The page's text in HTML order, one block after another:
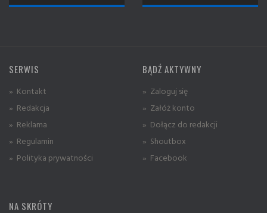
SERWIS
» Kontakt
» Redakcja
» Reklama
» Regulamin
» Polityka prywatności
BĄDŹ AKTYWNY
» Zaloguj się
» Załóż konto
» Dołącz do redakcji
» Shoutbox
» Facebook
NA SKRÓTY